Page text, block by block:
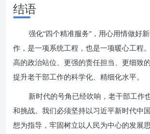
结语
强化“四个精准服务”，用心用情做好
作，是一项系统工程，也是一项暖心工程
高的政治站位、更强的责任担当、更细致
提升老干部工作的科学化、精细化水平。
新时代的号角已经吹响，老干部工作
和挑战。我们必须坚持以习近平新时代中
想为指导，牢固树立以人民为中心的发展